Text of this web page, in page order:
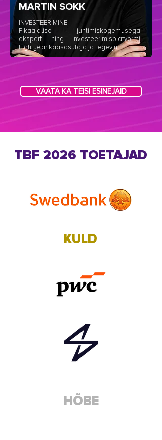
MARTIN SOKK
INVESTEERIMINE
Pikaajalise juhtimiskogemusega
ekspert ning investeerimisplatvormi
Lightyear kaasasutaja ja tegevjuht.
VAATA KA TEISI ESINEJAID
TBF 2026 TOETAJAD
KULD
HÕBE